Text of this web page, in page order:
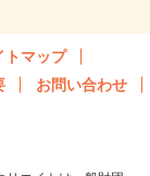
トマップ
お問い合わせ